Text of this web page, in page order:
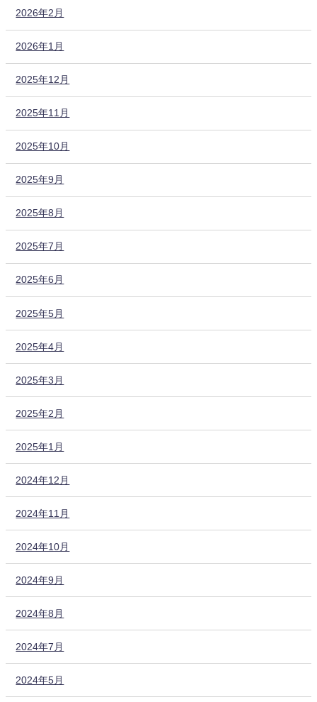
2026年2月
2026年1月
2025年12月
2025年11月
2025年10月
2025年9月
2025年8月
2025年7月
2025年6月
2025年5月
2025年4月
2025年3月
2025年2月
2025年1月
2024年12月
2024年11月
2024年10月
2024年9月
2024年8月
2024年7月
2024年5月